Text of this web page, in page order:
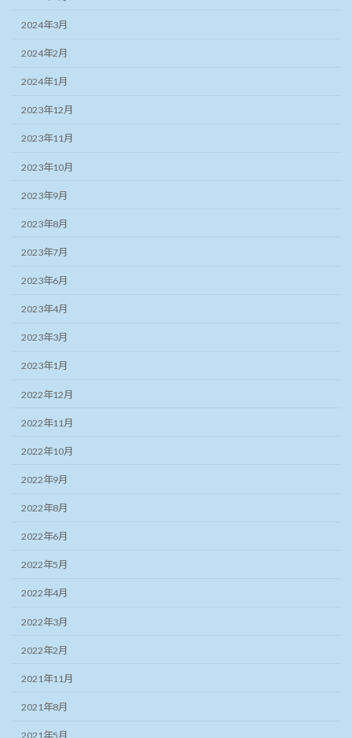
2024年3月
2024年2月
2024年1月
2023年12月
2023年11月
2023年10月
2023年9月
2023年8月
2023年7月
2023年6月
2023年4月
2023年3月
2023年1月
2022年12月
2022年11月
2022年10月
2022年9月
2022年8月
2022年6月
2022年5月
2022年4月
2022年3月
2022年2月
2021年11月
2021年8月
2021年5月